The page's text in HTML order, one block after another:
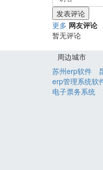
更多 网友评论
暂无评论
周边城市
苏州erp软件
erp管理系统软
电子票务系统